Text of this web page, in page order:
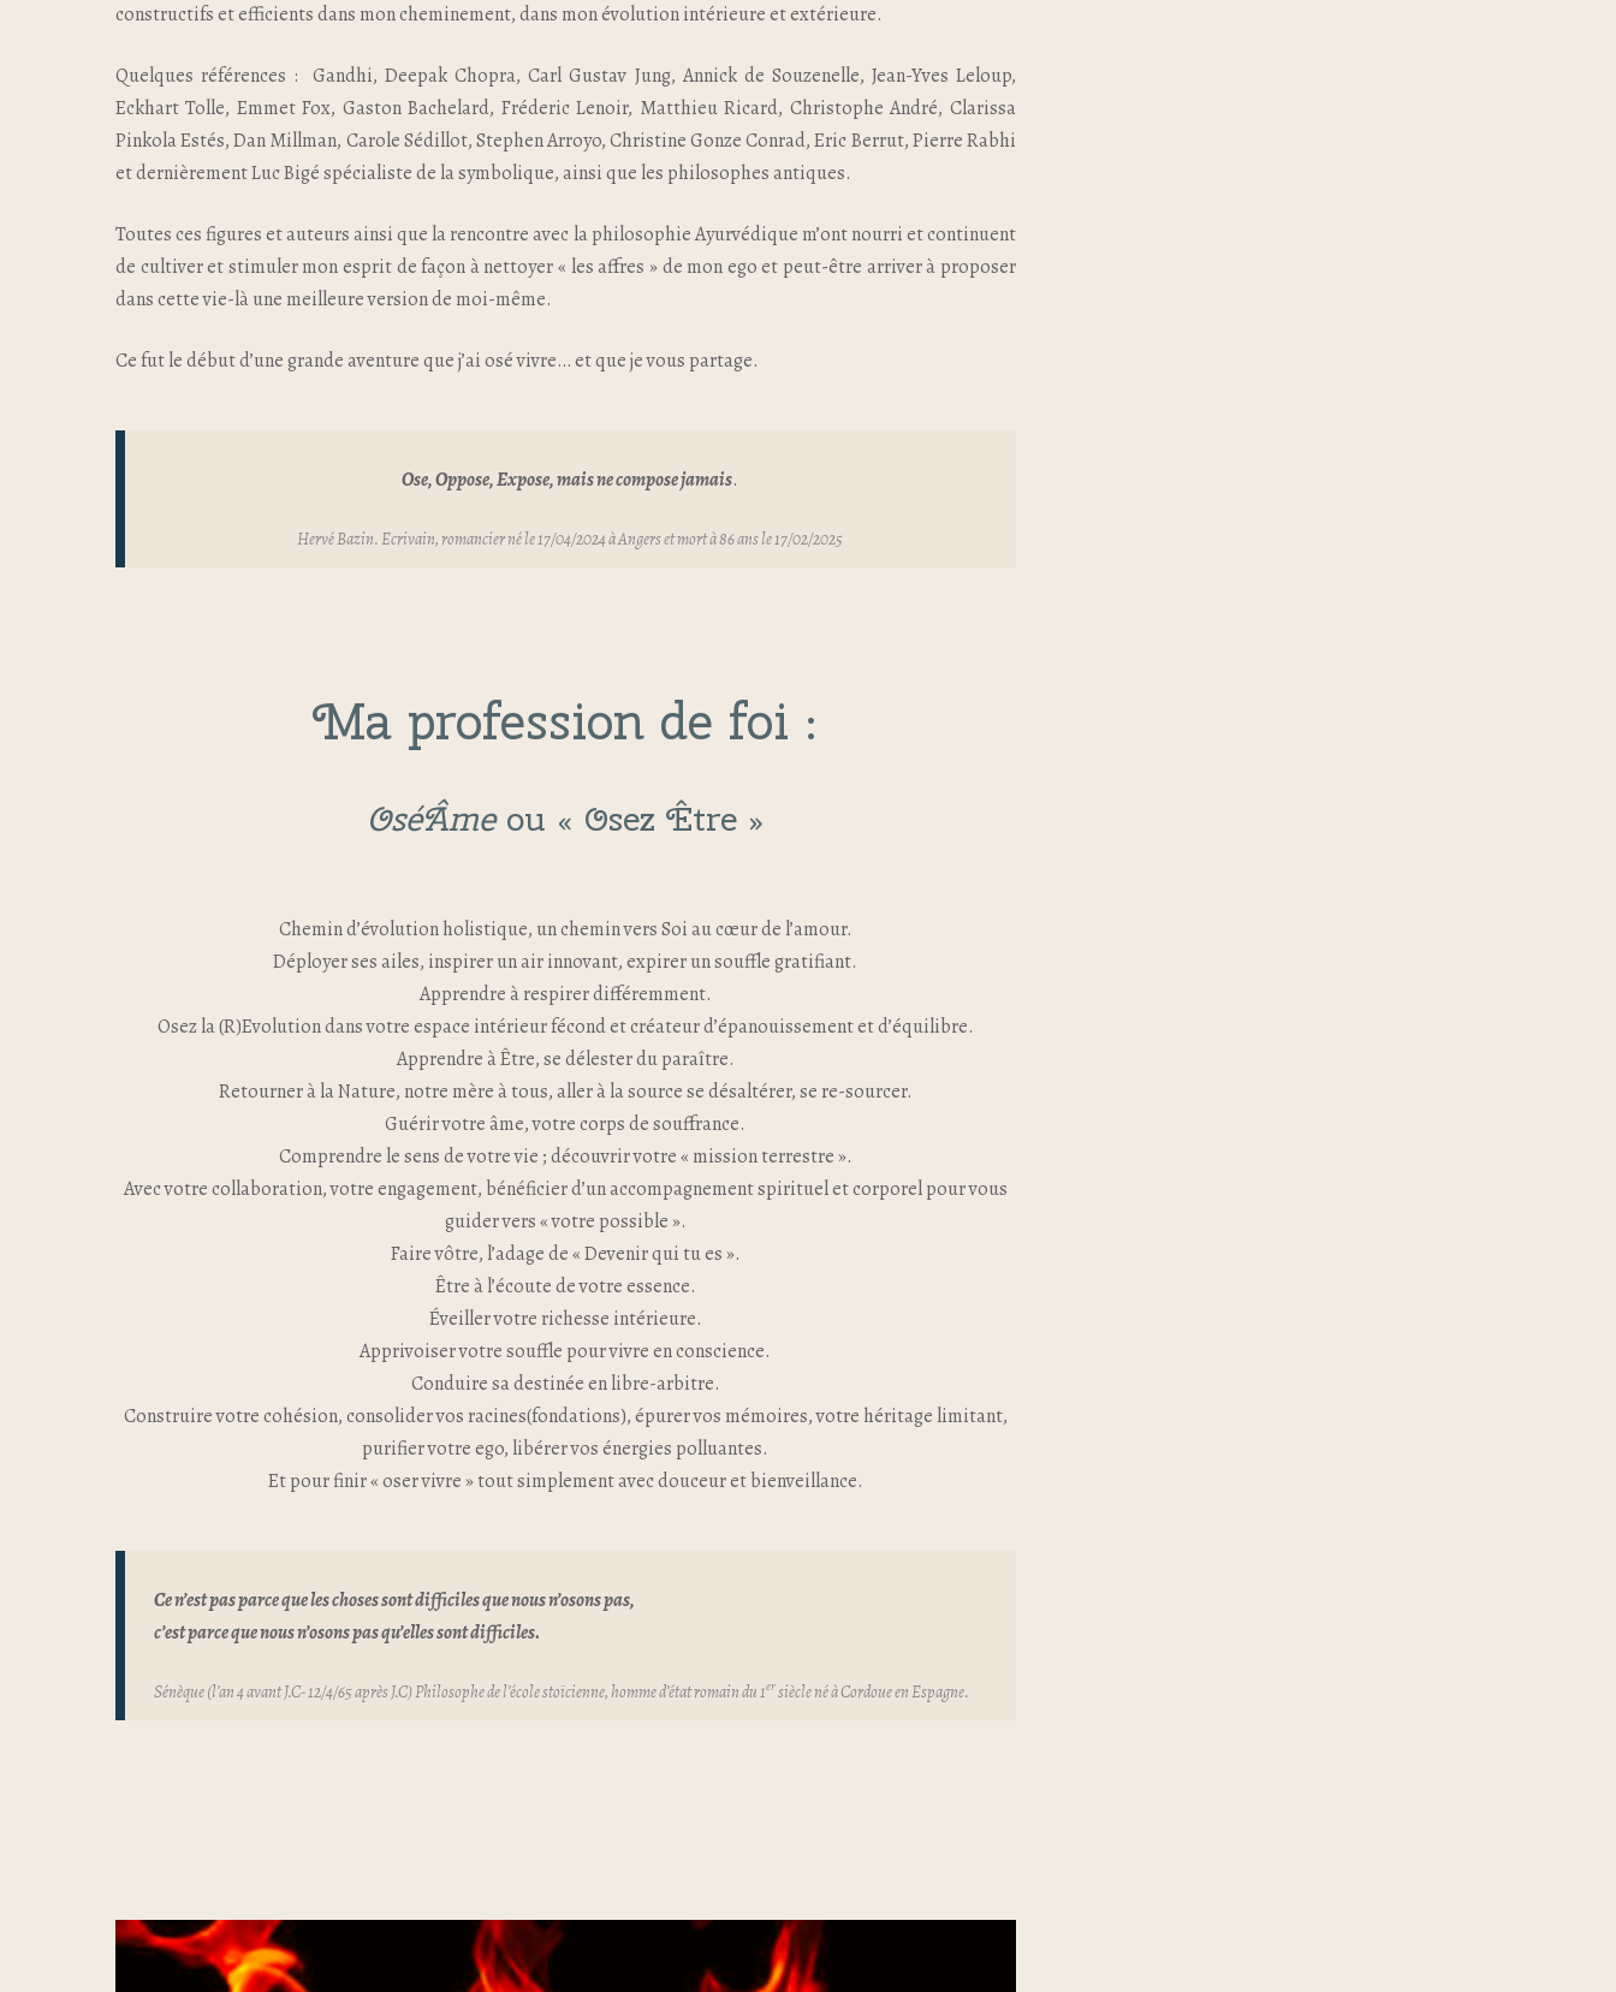
constructifs et efficients dans mon cheminement, dans mon évolution intérieure et extérieure.
Quelques références : Gandhi, Deepak Chopra, Carl Gustav Jung, Annick de Souzenelle, Jean-Yves Leloup,
Eckhart Tolle, Emmet Fox, Gaston Bachelard, Fréderic Lenoir, Matthieu Ricard, Christophe André, Clarissa
Pinkola Estés, Dan Millman, Carole Sédillot, Stephen Arroyo, Christine Gonze Conrad, Eric Berrut, Pierre Rabhi
et dernièrement Luc Bigé spécialiste de la symbolique, ainsi que les philosophes antiques.
Toutes ces figures et auteurs ainsi que la rencontre avec la philosophie Ayurvédique m’ont nourri et continuent
de cultiver et stimuler mon esprit de façon à nettoyer « les affres » de mon ego et peut-être arriver à proposer
dans cette vie-là une meilleure version de moi-même.
Ce fut le début d’une grande aventure que j’ai osé vivre… et que je vous partage.
Ose, Oppose, Expose, mais ne compose jamais.
Hervé Bazin. Ecrivain, romancier né le 17/04/2024 à Angers et mort à 86 ans le 17/02/2025
Ma profession de foi :
OséÂme ou « Osez Être »
Chemin d’évolution holistique, un chemin vers Soi au cœur de l’amour.
Déployer ses ailes, inspirer un air innovant, expirer un souffle gratifiant.
Apprendre à respirer différemment.
Osez la (R)Evolution dans votre espace intérieur fécond et créateur d’épanouissement et d’équilibre.
Apprendre à Être, se délester du paraître.
Retourner à la Nature, notre mère à tous, aller à la source se désaltérer, se re-sourcer.
Guérir votre âme, votre corps de souffrance.
Comprendre le sens de votre vie ; découvrir votre « mission terrestre ».
Avec votre collaboration, votre engagement, bénéficier d’un accompagnement spirituel et corporel pour vous
guider vers « votre possible ».
Faire vôtre, l’adage de « Devenir qui tu es ».
Être à l’écoute de votre essence.
Éveiller votre richesse intérieure.
Apprivoiser votre souffle pour vivre en conscience.
Conduire sa destinée en libre-arbitre.
Construire votre cohésion, consolider vos racines(fondations), épurer vos mémoires, votre héritage limitant,
purifier votre ego, libérer vos énergies polluantes.
Et pour finir « oser vivre » tout simplement avec douceur et bienveillance.
Ce n’est pas parce que les choses sont difficiles que nous n’osons pas,
c’est parce que nous n’osons pas qu’elles sont difficiles.
Sénèque(l’an 4 avant J.C- 12/4/65 après J.C) Philosophe de l’école stoïcienne, homme d’état romain du 1ersiècle né à Cordoue en Espagne.